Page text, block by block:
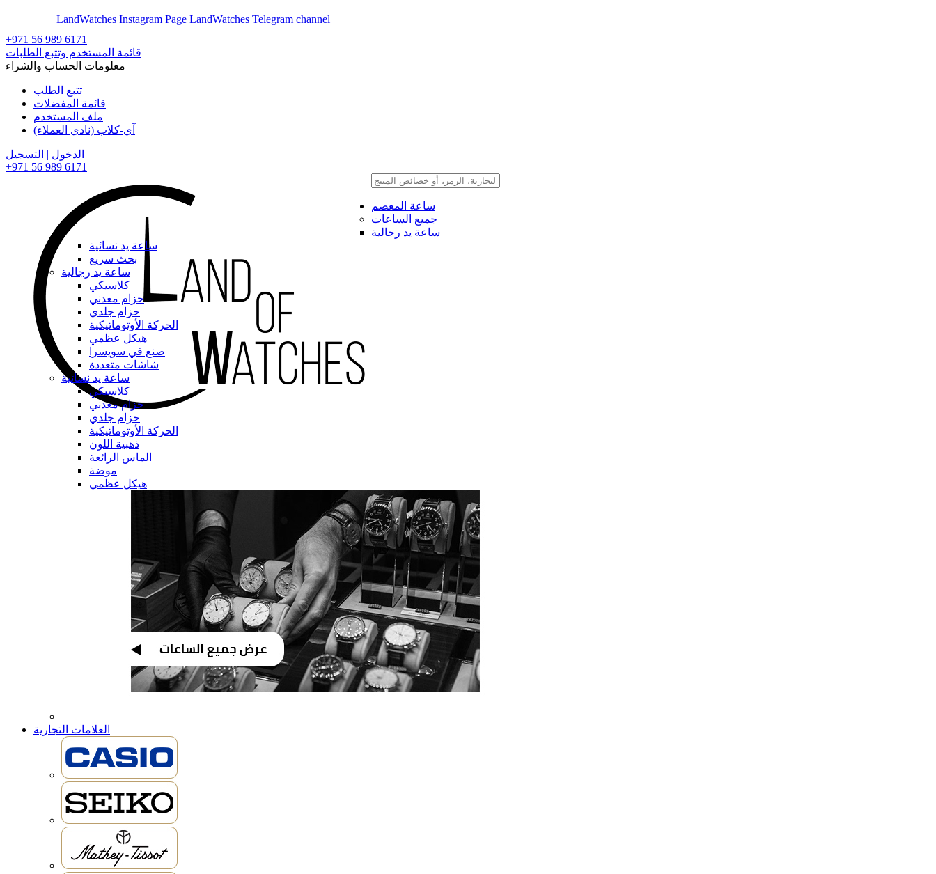
LandWatches Instagram Page LandWatches Telegram channel
+971 56 989 6171
قائمة المستخدم وتتبع الطلبات
معلومات الحساب والشراء
تتبع الطلب
قائمة المفضلات
ملف المستخدم
آي-كلاب (نادي العملاء)
الدخول | التسجيل
+971 56 989 6171
ساعة المعصم
جميع الساعات
ساعة يد رجالية
ساعة يد نسائية
بحث سريع
ساعة يد رجالية
كلاسيكي
حزام معدني
حزام جلدي
الحركة الأوتوماتيكية
هيكل عظمي
صنع في سويسرا
شاشات متعددة
ساعة يد نسائية
كلاسيكي
حزام معدني
حزام جلدي
الحركة الأوتوماتيكية
ذهبية اللون
الماس الرائعة
موضة
هيكل عظمي
العلامات التجارية